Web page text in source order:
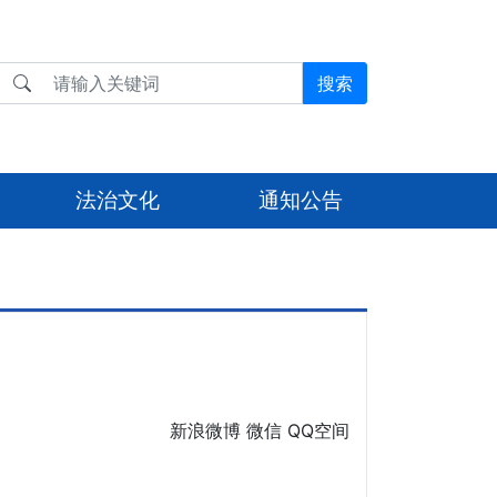
搜索
法治文化 通知公告
新浪微博 微信 QQ空间